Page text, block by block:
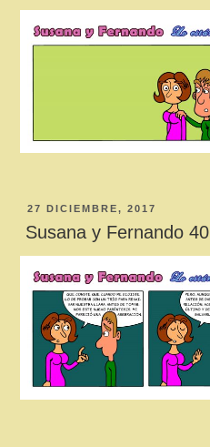
PUBLICADO
EL
27 DICIEMBRE, 2017
Susana y Fernando 40